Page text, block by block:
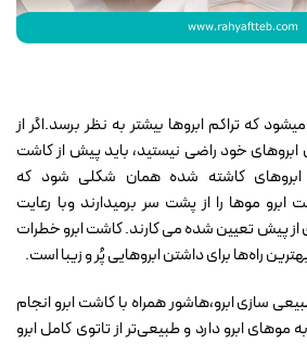
که تراکم ابروها بیشتر به نظر برسد.اگر از
خود راضی نیستید، باید پیش از کاشت
ابروهای کاشته شده همان شکلی شود که
موها را از پشت سر برمیدارند وبا رعایت
پیش تعیین شده می کارند. کاشت ابرو خطرات
راه‌ها برای داشتن ابروهایی پُر و زیبا است.
سازی‌ ابرو،هاشور همراه با کاشت ابرو انجام
ابرو دارد و طبیعی‌تر از تاتوی کامل ابرو